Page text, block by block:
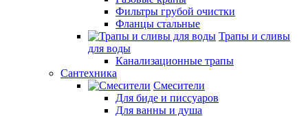
Фильтры грубой очистки
Фланцы стальные
Трапы и сливы
для воды
Канализационные трапы
Сантехника
Смесители
Для биде и писсуаров
Для ванны и душа